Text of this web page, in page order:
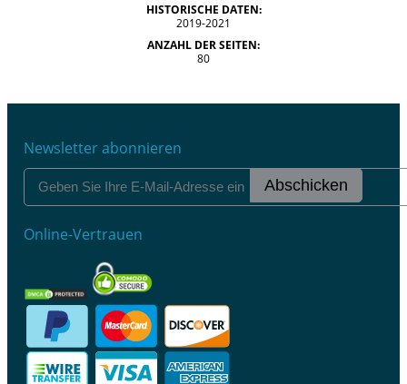
HISTORISCHE DATEN:
2019-2021
ANZAHL DER SEITEN:
80
Newsletter abonnieren
Abschicken
Online-Vertrauen